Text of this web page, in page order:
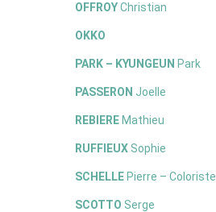
OFFROYChristian
OKKO
PARK – KYUNGEUN Park
PASSERON Joelle
REBIERE Mathieu
RUFFIEUX Sophie
SCHELLE Pierre – Coloriste
SCOTTO Serge